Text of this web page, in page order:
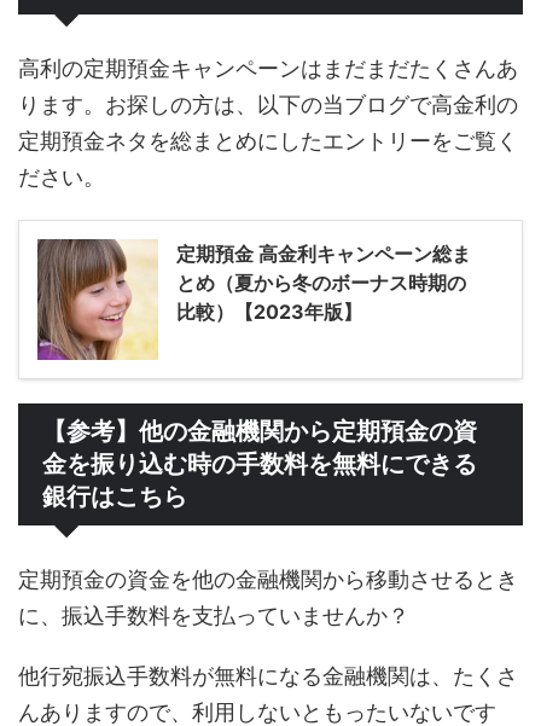
高利の定期預金キャンペーンはまだまだたくさんあ
ります。お探しの方は、以下の当ブログで高金利の
定期預金ネタを総まとめにしたエントリーをご覧く
ださい。
定期預金 高金利キャンペーン総ま
とめ（夏から冬のボーナス時期の
比較）【2023年版】
【参考】他の金融機関から定期預金の資
金を振り込む時の手数料を無料にできる
銀行はこちら
定期預金の資金を他の金融機関から移動させるとき
に、振込手数料を支払っていませんか？
他行宛振込手数料が無料になる金融機関は、たくさ
んありますので、利用しないともったいないです